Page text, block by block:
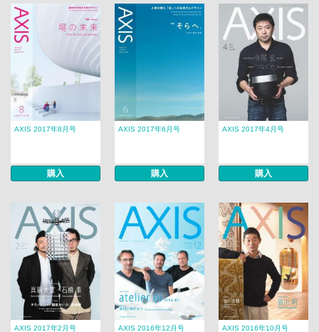
AXIS 2017年8月号
購入
AXIS 2017年6月号
購入
AXIS 2017年4月号
購入
AXIS 2017年2月号 AXIS 2016年12月号 AXIS 2016年10月号